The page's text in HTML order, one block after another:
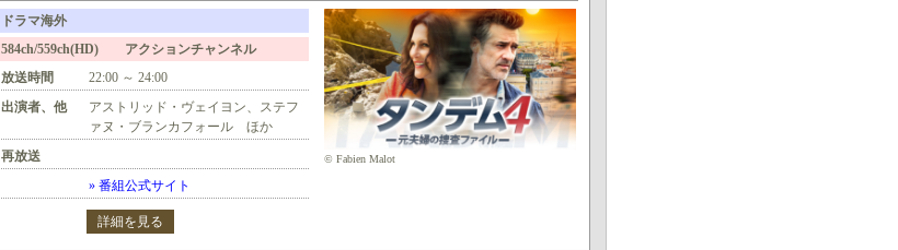
ドラマ海外
584ch/559ch(HD) アクションチャンネル
放送時間
22:00 ～ 24:00
出演者、他
アストリッド・ヴェイヨン、ステフ
ァヌ・ブランカフォール ほか
再放送
» 番組公式サイト
詳細を見る
© Fabien Malot